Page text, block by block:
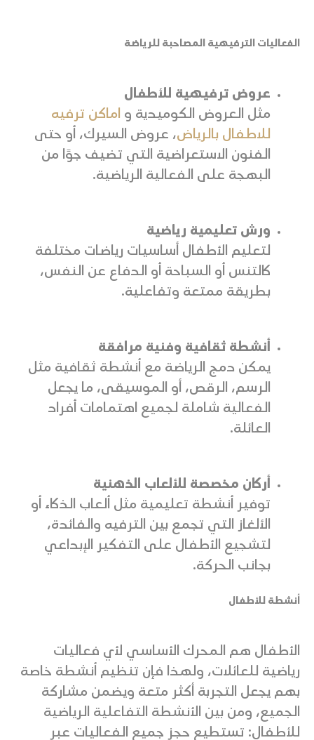
الفعاليات الترفيهية المصاحبة للرياضة
عروض ترفيهية للأطفال
مثل العروض الكوميدية و اماكن ترفيه
للاطفال بالرياض، عروض السيرك، أو حتى
الفنون الاستعراضية التي تضيف جوًا من
البهجة على الفعالية الرياضية.
ورش تعليمية رياضية
لتعليم الأطفال أساسيات رياضات مختلفة
كالتنس أو السباحة أو الدفاع عن النفس،
بطريقة ممتعة وتفاعلية.
أنشطة ثقافية وفنية مرافقة
يمكن دمج الرياضة مع أنشطة ثقافية مثل
الرسم، الرقص، أو الموسيقى، ما يجعل
الفعالية شاملة لجميع اهتمامات أفراد
العائلة.
أركان مخصصة للألعاب الذهنية
توفير أنشطة تعليمية مثل ألعاب الذكاء أو
الألغاز التي تجمع بين الترفيه والفائدة،
لتشجيع الأطفال على التفكير الإبداعي
بجانب الحركة.
أنشطة للأطفال
الأطفال هم المحرك الأساسي لأي فعاليات
رياضية للعائلات، ولهذا فإن تنظيم أنشطة خاصة
بهم يجعل التجربة أكثر متعة ويضمن مشاركة
الجميع، ومن بين الأنشطة التفاعلية الرياضية
للأطفال: تستطيع حجز جميع الفعاليات عبر